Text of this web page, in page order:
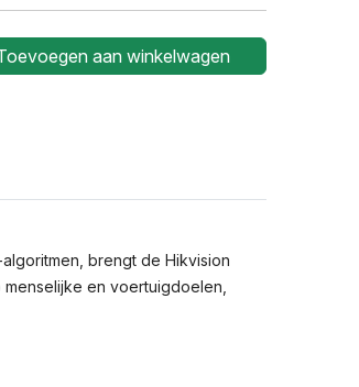
aan winkelwagen
brengt de Hikvision
en voertuigdoelen,